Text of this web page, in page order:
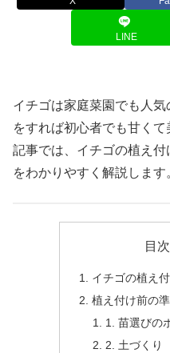
LINE
イチゴは家庭菜園でも人
をすれば初心者でも甘く
記事では、イチゴの植え
をわかりやすく解説します
目次
イチゴの植え
植え付け前の
1. 苗選びの
2. 土づくり